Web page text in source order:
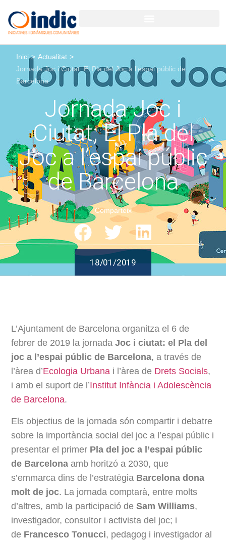
Inici > Actualitat >
Jornada Joc i Ciutat; El Pla del Joc a l’espai públic de
Barcelona
Jornada Joc i
Ciutat; El Pla del
Joc a l’espai públic
de Barcelona
Comparteix
18/01/2019
L’Ajuntament de Barcelona organitza el 6 de
febrer de 2019 la jornadaJoc i ciutat: el Pla del
joc a l’espai públic de Barcelona, a través de
l’àrea d’Ecologia Urbana i l’àrea de Drets Socials,
i amb el suport de l’Institut Infància i Adolescència
de Barcelona.
Els objectius de la jornada són compartir i debatre
sobre la importància social del joc a l’espai públic i
presentar el primer Pla del joc a l’espai públic
de Barcelona amb horitzó a 2030, que
s’emmarca dins de l’estratègia Barcelona dona
molt de joc. La jornada comptarà, entre molts
d’altres, amb la participació deSam Williams,
investigador, consultor i activista del joc; i
de Francesco Tonucci, pedagog i investigador al